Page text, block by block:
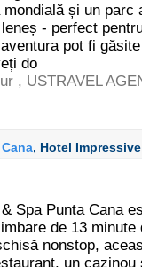
și un parc
- perfect
pot fi
do
, USTRAVEL
, Hotel
Spa Punta Cana
de 13
nonstop,
un